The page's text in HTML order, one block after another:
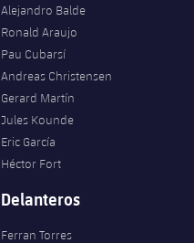
Alejandro Balde
Ronald Araujo
Pau Cubarsí
Andreas Christensen
Gerard Martín
Jules Kounde
Eric García
Héctor Fort
Delanteros
Ferran Torres